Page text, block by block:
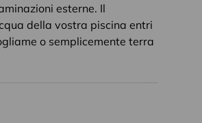
esterne. Il
della vostra piscina entri
o semplicemente terra